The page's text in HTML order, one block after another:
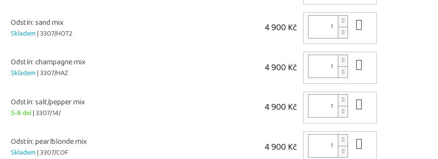
Odstín: sand mix
Skladem| 3307/HOT2 4 900 Kč
Odstín: champagne mix
Skladem| 3307/HAZ 4 900 Kč
Odstín: salt/pepper mix
5-8 dní| 3307/14/ 4 900 Kč
Odstín: pearlblonde mix
Skladem| 3307/COF 4 900 Kč